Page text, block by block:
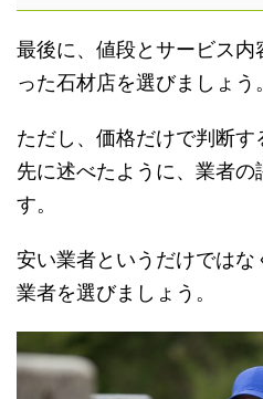
最後に、値段とサービス
った石材店を選びましょう。
ただし、価格だけで判断す
先に述べたように、業者
す。
安い業者というだけでは
業者を選びましょう。